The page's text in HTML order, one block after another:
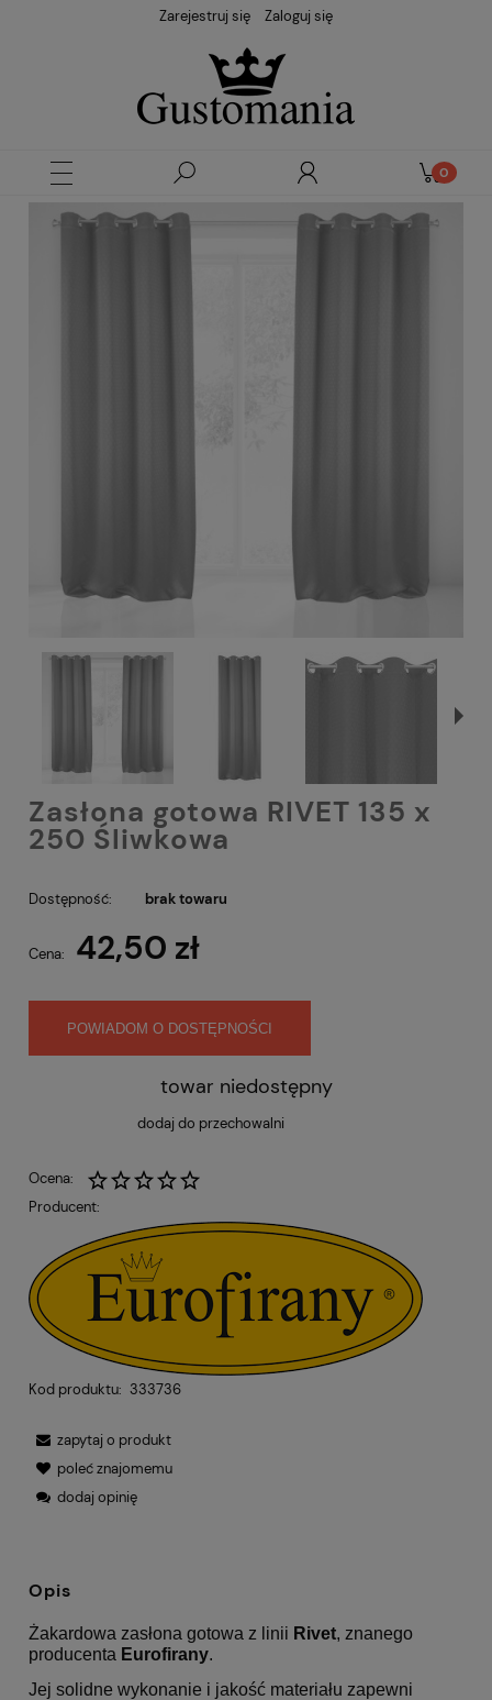
Zarejestruj się Zaloguj się
Zasłona gotowa RIVET 135 x
250 Śliwkowa
Dostępność: brak towaru
Cena: 42,50 zł
POWIADOM O DOSTĘPNOŚCI
towar niedostępny
dodaj do przechowalni
Ocena:
Producent:
Kod produktu: 333736
zapytaj o produkt
poleć znajomemu
dodaj opinię
Opis
Żakardowa zasłona gotowa z linii Rivet, znanego
producenta Eurofirany.
Jej solidne wykonanie i jakość materiału zapewni